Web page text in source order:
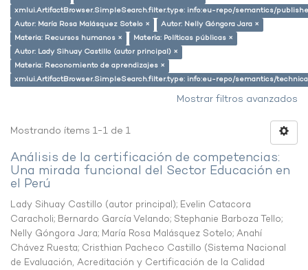
xmlui.ArtifactBrowser.SimpleSearch.filter.type: info:eu-repo/semantics/
Autor: María Rosa Malásquez Sotelo ×
Autor: Nelly Góngora Jara ×
Materia: Recursos humanos ×
Materia: Políticas públicas ×
Autor: Lady Sihuay Castillo (autor principal) ×
Materia: Reconomiento de aprendizajes ×
xmlui.ArtifactBrowser.SimpleSearch.filter.type: info:eu-repo/semantics/
Mostrar filtros avanzados
Mostrando ítems 1-1 de 1
Análisis de la certificación de competencias:
Una mirada funcional del Sector Educación en
el Perú
Lady Sihuay Castillo (autor principal); Evelin Catacora
Caracholi; Bernardo García Velando; Stephanie Barboza Tello;
Nelly Góngora Jara; María Rosa Malásquez Sotelo; Anahí
Chávez Ruesta; Cristhian Pacheco Castillo (Sistema Nacional
de Evaluación, Acreditación y Certificación de la Calidad